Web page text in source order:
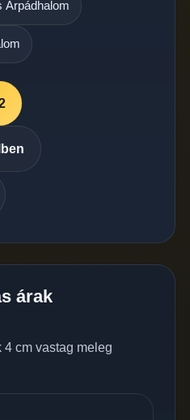
Árpádhalom
árak
4 cm vastag meleg